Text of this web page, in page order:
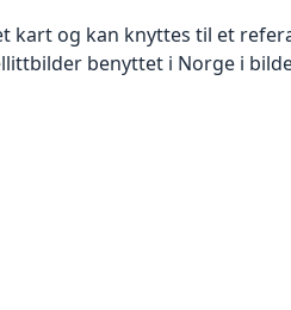
kart og kan knyttes til et
benyttet i Norge i